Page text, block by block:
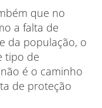
que no
a falta de
da população, o
tipo de
é o caminho
de proteção